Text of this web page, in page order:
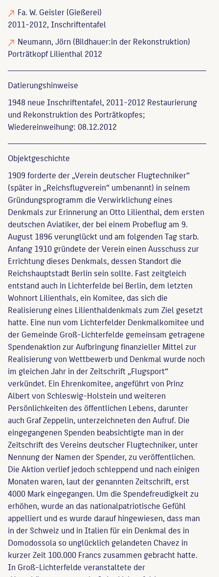
Fa. W. Geisler(Gießerei)
2011-2012, Inschriftentafel
Neumann, Jörn (Bildhauer:in der Rekonstruktion)
Porträtkopf Lilienthal 2012
Datierungs­hinweise
1948 neue Inschriftentafel, 2011-2012 Restaurierung
und Rekonstruktion des Porträtkopfes;
Wiedereinweihung: 08.12.2012
Objekt­geschichte
1909 forderte der „Verein deutscher Flugtechniker“
(später in „Reichsflugverein“ umbenannt) in seinem
Gründungsprogramm die Verwirklichung eines
Denkmals zur Erinnerung an Otto Lilienthal, dem ersten
deutschen Aviatiker, der bei einem Probeflug am 9.
August 1896 verunglückt und am folgenden Tag starb.
Anfang 1910 gründete der Verein einen Ausschuss zur
Errichtung dieses Denkmals, dessen Standort die
Reichshauptstadt Berlin sein sollte. Fast zeitgleich
entstand auch in Lichterfelde bei Berlin, dem letzten
Wohnort Lilienthals, ein Komitee, das sich die
Realisierung eines Lilienthaldenkmals zum Ziel gesetzt
hatte. Eine nun vom Lichterfelder Denkmalkomitee und
der Gemeinde Groß-Lichterfelde gemeinsam getragene
Spendenaktion zur Aufbringung finanzieller Mittel zur
Realisierung von Wettbewerb und Denkmal wurde noch
im gleichen Jahr in der Zeitschrift „Flugsport“
verkündet. Ein Ehrenkomitee, angeführt von Prinz
Albert von Schleswig-Holstein und weiteren
Persönlichkeiten des öffentlichen Lebens, darunter
auch Graf Zeppelin, unterzeichneten den Aufruf. Die
eingegangenen Spenden beabsichtigte man in der
Zeitschrift des Vereins deutscher Flugtechniker, unter
Nennung der Namen der Spender, zu veröffentlichen.
Die Aktion verlief jedoch schleppend und nach einigen
Monaten waren, laut der genannten Zeitschrift, erst
4000 Mark eingegangen. Um die Spendefreudigkeit zu
erhöhen, wurde an das nationalpatriotische Gefühl
appelliert und es wurde darauf hingewiesen, dass man
in der Schweiz und in Italien für ein Denkmal des in
Domodossola so unglücklich gelandeten Chavez in
kurzer Zeit 100.000 Francs zusammen gebracht hatte.
In Groß-Lichterfelde veranstaltete der